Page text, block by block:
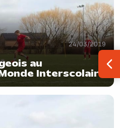
24/03/2019
au
Interscolaire